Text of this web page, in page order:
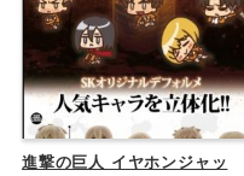
進撃の巨人 イヤホンジャッ